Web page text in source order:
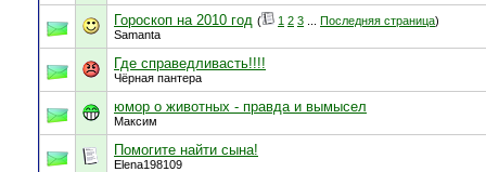
Гороскоп на 2010 год ( 1 2 3 Последняя страница)
Samanta
Где справедливасть!!!!
Чёрная пантера
юмор о животных - правда и вымысел
Максим
Помогите найти сына!
Elena198109